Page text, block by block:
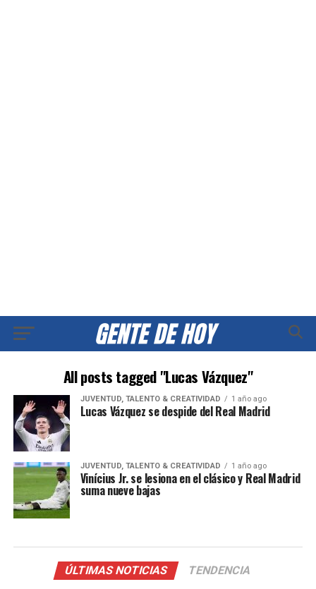
All posts tagged "Lucas Vázquez"
JUVENTUD, TALENTO & CREATIVIDAD 1 año ago
Lucas Vázquez se despide del Real Madrid
JUVENTUD, TALENTO & CREATIVIDAD 1 año ago
Vinícius Jr. se lesiona en el clásico y Real Madrid
suma nueve bajas
ÚLTIMAS NOTICIAS TENDENCIA